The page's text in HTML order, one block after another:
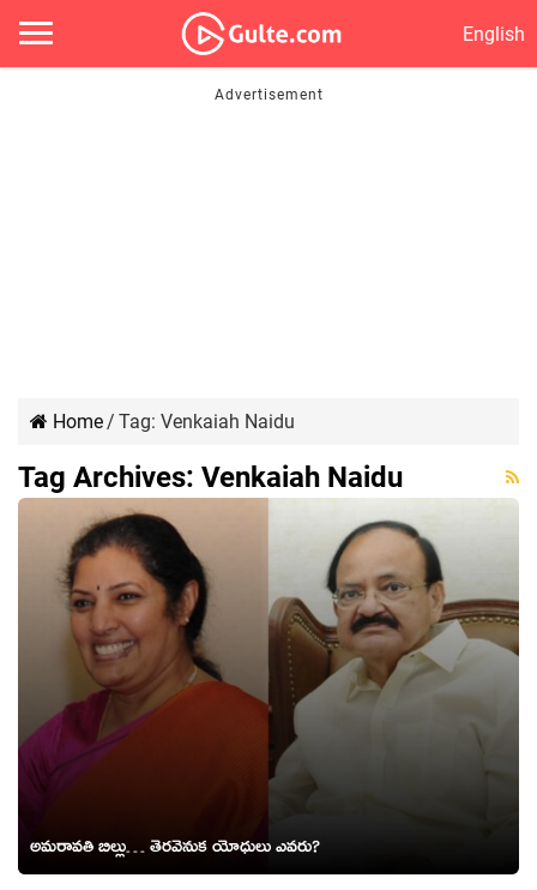
English
Home/ Tag: Venkaiah Naidu
Tag Archives: Venkaiah Naidu
అమ‌రావ‌తి బిల్లు… తెర‌వెనుక యోధులు ఎవరు?